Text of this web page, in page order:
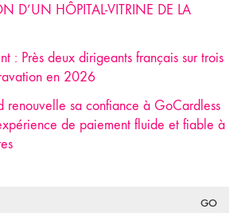
D’UN HÔPITAL-VITRINE DE LA
: Près deux dirigeants français sur trois
en 2026
renouvelle sa confiance à GoCardless
de paiement fluide et fiable à